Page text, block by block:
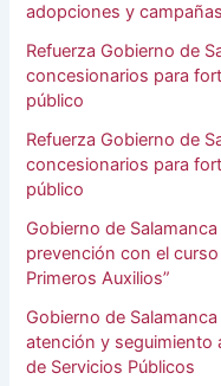
adopciones y
Refuerza Gobierno de
concesionarios para
público
Refuerza Gobierno de
concesionarios para
público
Gobierno de
prevención con el
Primeros Auxilios”
Gobierno de
atención y seguimiento
de Servicios Públicos